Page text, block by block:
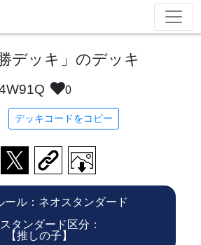
デッキ」のデッキ
0
デッキコードをコピー
ール：ネオスタンダード
タンダード区分：
【推しの子】